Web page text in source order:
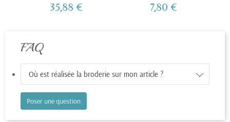
35,88 € 7,80 €
FAQ
Où est réalisée la broderie sur mon article ?
Poser une question